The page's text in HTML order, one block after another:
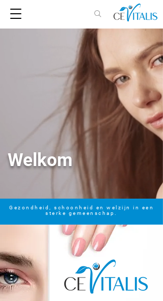
Welkom
Gezondheid, schoonheid en welzijn in een
sterke gemeenschap.